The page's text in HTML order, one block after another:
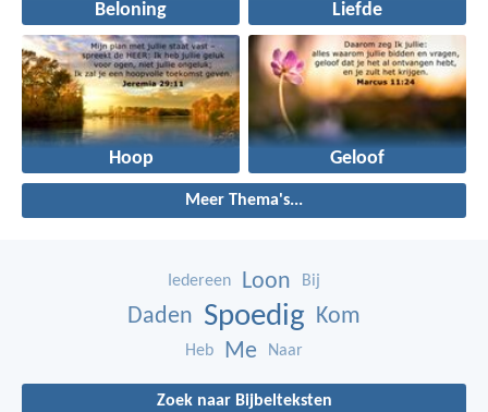
Beloning Liefde
Hoop Geloof
Meer Thema's...
Iedereen Loon Bij
Daden Spoedig Kom
Heb Me Naar
Zoek naar Bijbelteksten